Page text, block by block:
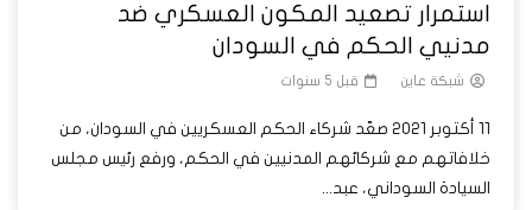
استمرار تصعيد المكون العسكري ضد
مدنيي الحكم في السودان
شبكة عاين قبل 5 سنوات
11 أكتوبر 2021 صعّد شركاء الحكم العسكريين في السودان، من
خلافاتهم مع شركائهم المدنيين في الحكم، ورفع رئيس مجلس
السيادة السوداني، عبد...